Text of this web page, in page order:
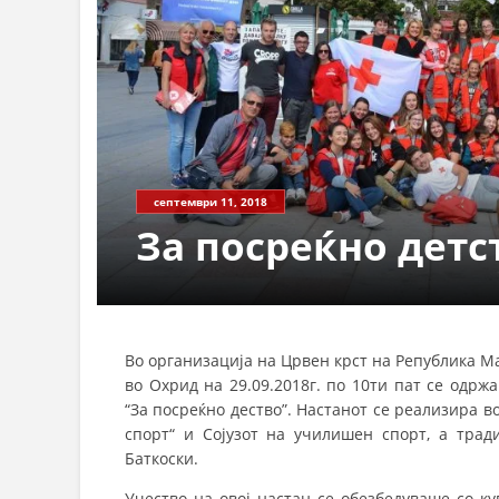
септември 11, 2018
За посреќно
Во организација на Црвен крст на Република
во Охрид на 29.09.2018г. по 10ти пат се
“За посреќно дество”. Настанот се реализира
спорт“ и Сојузот на училишен спорт, а
Баткоски.